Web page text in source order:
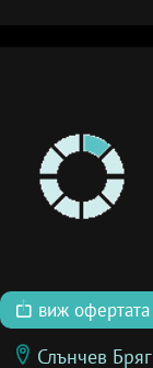
виж офертата
Слънчев Бряг